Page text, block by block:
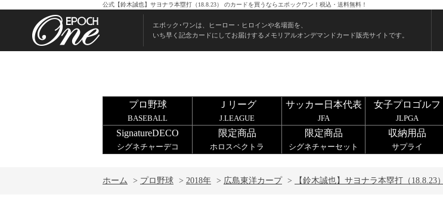
公式【鈴木誠也】サヨナラ本塁打（18.8.23） のカードを買うならエポックワン！税込・送料無料！
エポック･ワンは、ヒーロー・ヒロインや名場面を、
いち早く記念カードにしてお届けするメモリアルオンデマンドカード販売サイトです。
プロ野球
BASEBALL
Ｊリーグ
J.LEAGUE
サッカー日本代表
JFA
女子プロゴルフ
JLPGA
SignatureDECO
シグネチャーデコ
限定商品
ホロスペクトラ
限定商品
シグネチャーセット
収納用品
サプライ
ホーム > プロ野球 > 2018年 > 広島東洋カープ > 【鈴木誠也】サヨナラ本塁打（18.8.23）